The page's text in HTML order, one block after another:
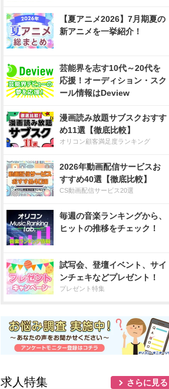
【夏アニメ2026】7月期夏の
新アニメを一挙紹介！
芸能界を志す10代～20代を
応援！オーディション・スク
ール情報はDeview
漫画読み放題サブスクおすす
め11選【徹底比較】
オリコン顧客満足度ランキング
2026年動画配信サービスお
すすめ40選【徹底比較】
CS動画配信サービス20選
毎週の音楽ランキングから、
ヒットの推移をチェック！
試写会、登壇イベント、サイ
ンチェキなどプレゼント！
プレゼント特集
求人特集 さらに見る